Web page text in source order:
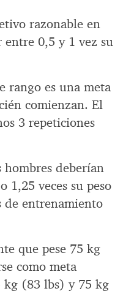
razonable en
entre 0,5 y 1 vez su
rango es una meta
comienzan. El
3 repeticiones
deberían
1,25 veces su peso
de entrenamiento
que pese 75 kg
como meta
(83 lbs) y 75 kg